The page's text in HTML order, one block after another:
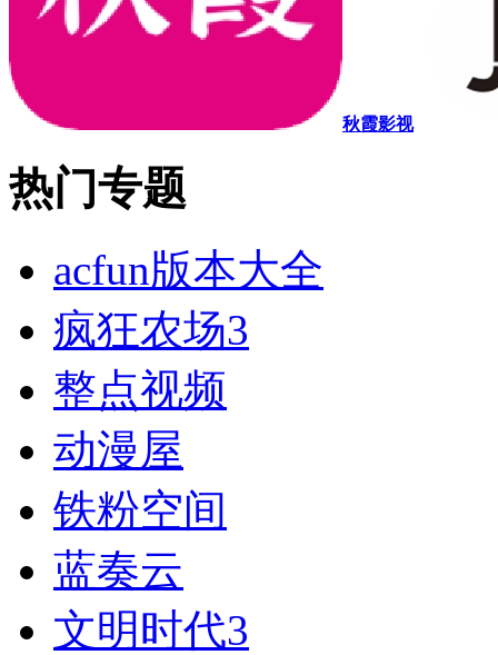
秋霞影视
热门专题
acfun版本大全
疯狂农场3
整点视频
动漫屋
铁粉空间
蓝奏云
文明时代3